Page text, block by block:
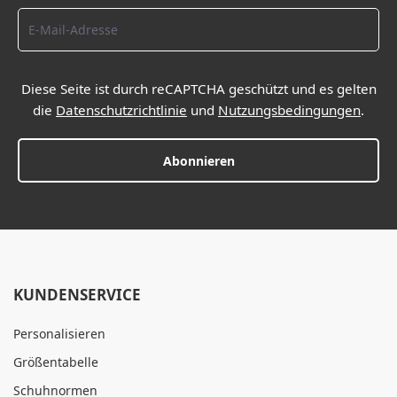
Diese Seite ist durch reCAPTCHA geschützt und es gelten
die Datenschutzrichtlinie und Nutzungsbedingungen.
Abonnieren
KUNDENSERVICE
Personalisieren
Größentabelle
Schuhnormen